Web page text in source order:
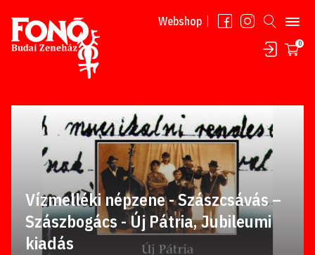
Tovább a tartalomhoz Webshop
0
Vízmelléki népzene - Szászcsávás –
Szászbogács - Új Pátria, Jubileumi
kiadás